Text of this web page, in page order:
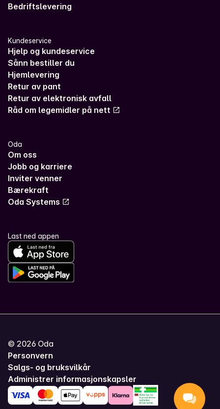
Bedriftslevering
Kundeservice
Hjelp og kundeservice
Sånn bestiller du
Hjemlevering
Retur av pant
Retur av elektronisk avfall
Råd om legemidler på nett
Oda
Om oss
Jobb og karriere
Inviter venner
Bærekraft
Oda Systems
Last ned appen
© 2026 Oda
Personvern
Salgs- og bruksvilkår
Administrer informasjonskapsler